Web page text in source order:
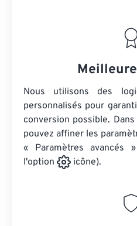
Nous utilisons des
personnalisés pour
conversion possible.
pouvez affiner les
« Paramètres avancés
l'option
icône).